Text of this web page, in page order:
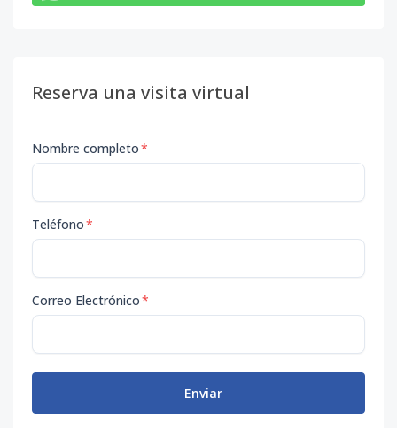
Reserva una visita virtual
Nombre completo*
Teléfono*
Correo Electrónico*
Enviar